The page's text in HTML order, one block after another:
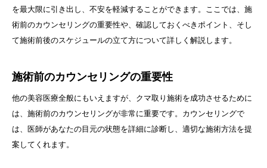
を最大限に引き出し、不安を軽減することができます。ここでは、施
術前のカウンセリングの重要性や、確認しておくべきポイント、そし
て施術前後のスケジュールの立て方について詳しく解説します。
施術前のカウンセリングの重要性
他の美容医療全般にもいえますが、クマ取り施術を成功させるために
は、施術前のカウンセリングが非常に重要です。カウンセリングで
は、医師があなたの目元の状態を詳細に診断し、適切な施術方法を提
案してくれます。